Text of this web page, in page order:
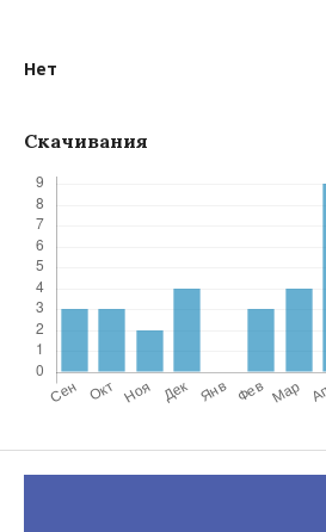
Нет
Скачивания